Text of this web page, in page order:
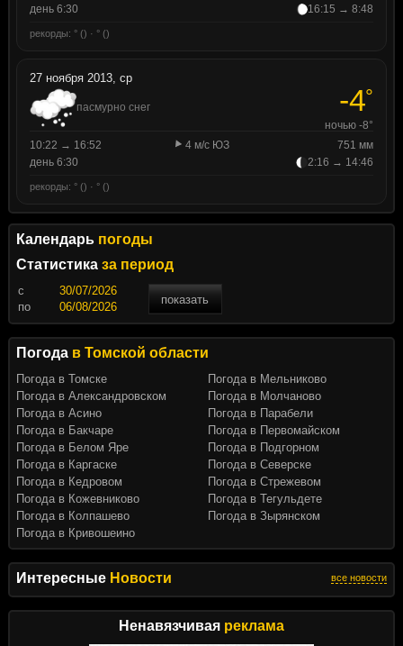
Интересные Новости все новости
Ненавязчивая реклама
день 6:30
16:15 → 8:48
рекорды: ° () · ° ()
27 ноября 2013, ср
пасмурно снег -4°
ночью -8°
10:22 → 16:52
4 м/с ЮЗ
751 мм
день 6:30
2:16 → 14:46
рекорды: ° () · ° ()
Календарь погоды
Статистика за период
c
показать
по
Погода в Томской области
Погода в Томске
Погода в Александровском
Погода в Асино
Погода в Бакчаре
Погода в Белом Яре
Погода в Каргаске
Погода в Кедровом
Погода в Кожевниково
Погода в Колпашево
Погода в Кривошеино
Погода в Мельниково
Погода в Молчаново
Погода в Парабели
Погода в Первомайском
Погода в Подгорном
Погода в Северске
Погода в Стрежевом
Погода в Тегульдете
Погода в Зырянском